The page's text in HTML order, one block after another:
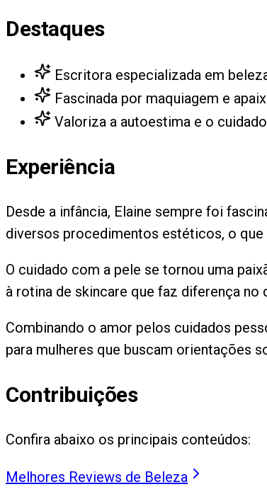
Destaques
Escritora especializada em
Fascinada por maquiagem e
Valoriza a autoestima e o
Experiência
Desde a infância, Elaine sempre foi
diversos procedimentos estéticos, o
O cuidado com a pele se tornou uma
à rotina de skincare que faz diferença no
Combinando o amor pelos cuidados
para mulheres que buscam orientações
Contribuições
Confira abaixo os principais conteúdos:
Melhores Reviews de Beleza